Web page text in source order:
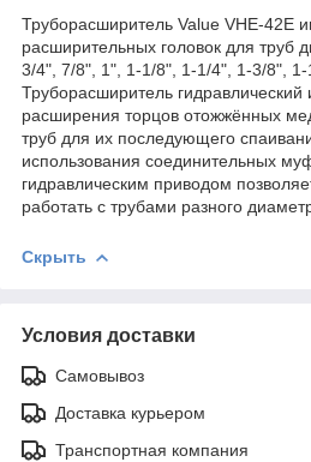
Труборасширитель Value VHE-42E
расширительных головок для труб
3/4", 7/8", 1", 1-1/8", 1-1/4", 1-3/8", 1-
Труборасширитель гидравлический
расширения торцов отожжённых
труб для их последующего
использования соединительных
гидравлическим приводом
работать с трубами разного
Скрыть
Условия доставки
Самовывоз
Доставка курьером
Транспортная компания